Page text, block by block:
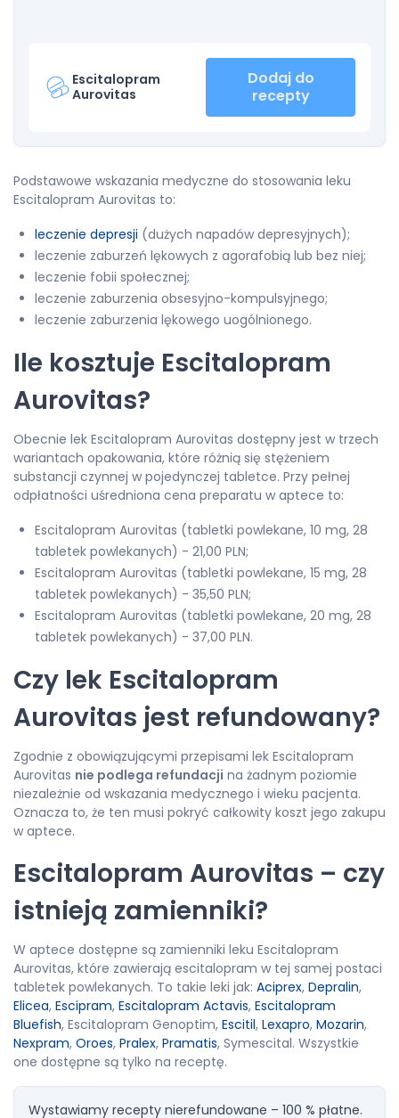
Escitalopram
Aurovitas
Dodaj do
recepty
Podstawowe wskazania medyczne do stosowania leku
Escitalopram Aurovitas to:
leczenie depresji (dużych napadów depresyjnych);
leczenie zaburzeń lękowych z agorafobią lub bez niej;
leczenie fobii społecznej;
leczenie zaburzenia obsesyjno-kompulsyjnego;
leczenie zaburzenia lękowego uogólnionego.
Ile kosztuje Escitalopram
Aurovitas?
Obecnie lek Escitalopram Aurovitas dostępny jest w trzech
wariantach opakowania, które różnią się stężeniem
substancji czynnej w pojedynczej tabletce. Przy pełnej
odpłatności uśredniona cena preparatu w aptece to:
Escitalopram Aurovitas (tabletki powlekane, 10 mg, 28
tabletek powlekanych) - 21,00 PLN;
Escitalopram Aurovitas (tabletki powlekane, 15 mg, 28
tabletek powlekanych) - 35,50 PLN;
Escitalopram Aurovitas (tabletki powlekane, 20 mg, 28
tabletek powlekanych) - 37,00 PLN.
Czy lek Escitalopram
Aurovitas jest refundowany?
Zgodnie z obowiązującymi przepisami lek Escitalopram
Aurovitas nie podlega refundacji na żadnym poziomie
niezależnie od wskazania medycznego i wieku pacjenta.
Oznacza to, że ten musi pokryć całkowity koszt jego zakupu
w aptece.
Escitalopram Aurovitas – czy
istnieją zamienniki?
W aptece dostępne są zamienniki leku Escitalopram
Aurovitas, które zawierają escitalopram w tej samej postaci
tabletek powlekanych. To takie leki jak: Aciprex, Depralin,
Elicea, Escipram, Escitalopram Actavis, Escitalopram
Bluefish, Escitalopram Genoptim, Escitil, Lexapro, Mozarin,
Nexpram, Oroes, Pralex, Pramatis, Symescital. Wszystkie
one dostępne są tylko na receptę.
Wystawiamy recepty nierefundowane – 100 % płatne.